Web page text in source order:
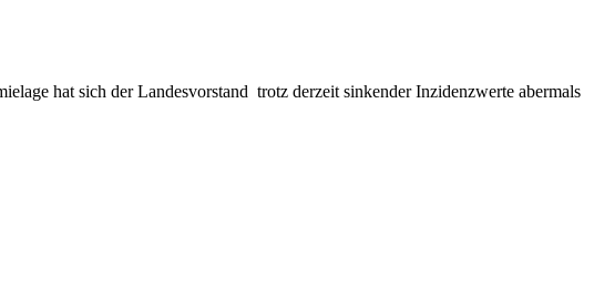
hat sich der Landesvorstand trotz derzeit sinkender Inzidenzwerte abermals